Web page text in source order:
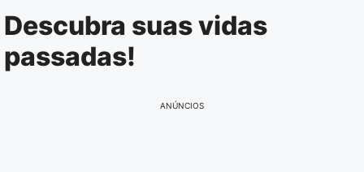
Pular
para
o
conteúdo
Descubra suas vidas
passadas!
ANÚNCIOS